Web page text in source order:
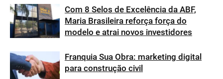
Com 8 Selos de Excelência da ABF,
Maria Brasileira reforça força do
modelo e atrai novos investidores
Franquia Sua Obra: marketing digital
para construção civil